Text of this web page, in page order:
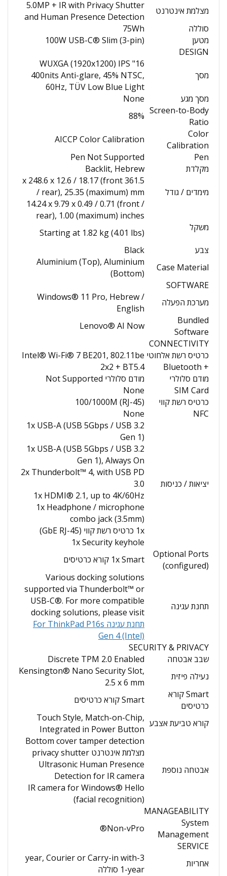
מצלמת אינטרנט
5.0MP + IR with Privacy Shutter
and Human Presence Detection
סוללה
75Wh
מטען
100W USB-C® Slim (3-pin)
DESIGN
מסך
16" WUXGA (1920x1200) IPS
400nits Anti-glare, 45% NTSC,
60Hz, TÜV Low Blue Light
מסך מגע
None
Screen-to-Body
Ratio
88%
Color
Calibration
AICCP Color Calibration
Pen
Pen Not Supported
מקלדת
Backlit, Hebrew
מימדים / גודל
361.5 x 248.6 x 12.6 / 18.17 (front
/ rear), 25.35 (maximum) mm
14.24 x 9.79 x 0.49 / 0.71 (front /
rear), 1.00 (maximum) inches
משקל
Starting at 1.82 kg (4.01 lbs)
צבע
Black
Case Material
Aluminium (Top), Aluminium
(Bottom)
SOFTWARE
מערכת הפעלה
Windows® 11 Pro, Hebrew /
English
Bundled
Software
Lenovo® AI Now
CONNECTIVITY
כרטיס רשת אלחוטי
+ Bluetooth
Intel® Wi-Fi® 7 BE201, 802.11be
2x2 + BT5.4
מודם סלולרי
מודם סלולרי Not Supported
SIM Card
None
כרטיס רשת קווי
100/1000M (RJ-45)
NFC
None
יציאות / כניסות
1x USB-A (USB 5Gbps / USB 3.2
Gen 1)
1x USB-A (USB 5Gbps / USB 3.2
Gen 1), Always On
2x Thunderbolt™ 4, with USB PD
3.0
1x HDMI® 2.1, up to 4K/60Hz
1x Headphone / microphone
combo jack (3.5mm)
1x כרטיס רשת קווי (GbE RJ-45)
1x Security keyhole
Optional Ports
(configured)
1x Smart קורא כרטיסים
תחנת עגינה
Various docking solutions
supported via Thunderbolt™ or
USB-C®. For more compatible
docking solutions, please visit
תחנת עגינה For ThinkPad P16s
Gen 4 (Intel)
SECURITY & PRIVACY
שבב אבטחה
Discrete TPM 2.0 Enabled
נעילה פיזית
Kensington® Nano Security Slot,
2.5 x 6 mm
Smart קורא
כרטיסים
Smart קורא כרטיסים
קורא טביעת אצבע Touch Style, Match-on-Chip,
Integrated in Power Button
אבטחה נוספת
Bottom cover tamper detection
מצלמת אינטרנט privacy shutter
Ultrasonic Human Presence
Detection for IR camera
IR camera for Windows® Hello
(facial recognition)
MANAGEABILITY
System
Management
Non-vPro®
SERVICE
אחריות
3-year, Courier or Carry-in with
1-year סוללה